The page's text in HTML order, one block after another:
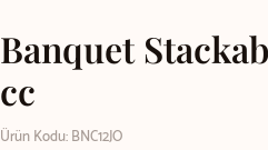
Banquet
cc
Ürün Kodu: BNC12JO